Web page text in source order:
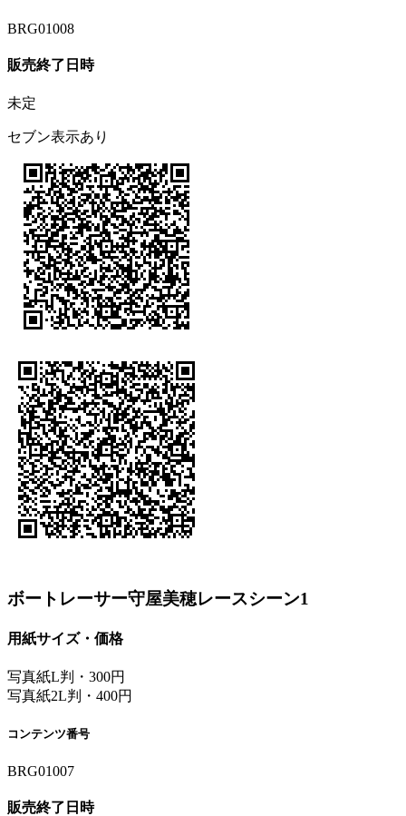
BRG01008
販売終了日時
未定
セブン表示あり
ボートレーサー守屋美穂レースシーン1
用紙サイズ・価格
写真紙L判・300円
写真紙2L判・400円
コンテンツ番号
BRG01007
販売終了日時